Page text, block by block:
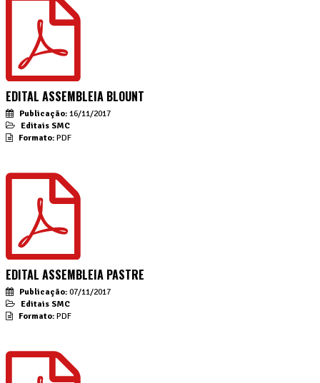
EDITAL ASSEMBLEIA BLOUNT
Publicação: 16/11/2017
Editais SMC
Formato: PDF
EDITAL ASSEMBLEIA PASTRE
Publicação: 07/11/2017
Editais SMC
Formato: PDF